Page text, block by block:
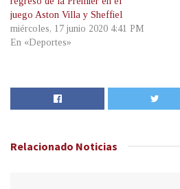
juego Aston Villa y Sheffiel
miércoles, 17 junio 2020 4:41 PM
En «Deportes»
Relacionado Noticias